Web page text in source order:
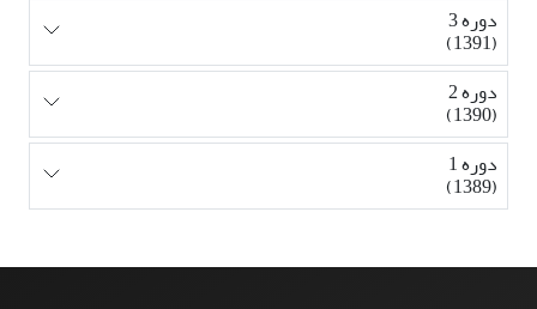
دوره 3
(1391)
دوره 2
(1390)
دوره 1
(1389)